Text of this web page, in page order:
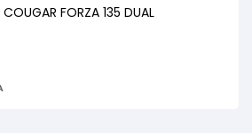
FORZA 135 DUAL